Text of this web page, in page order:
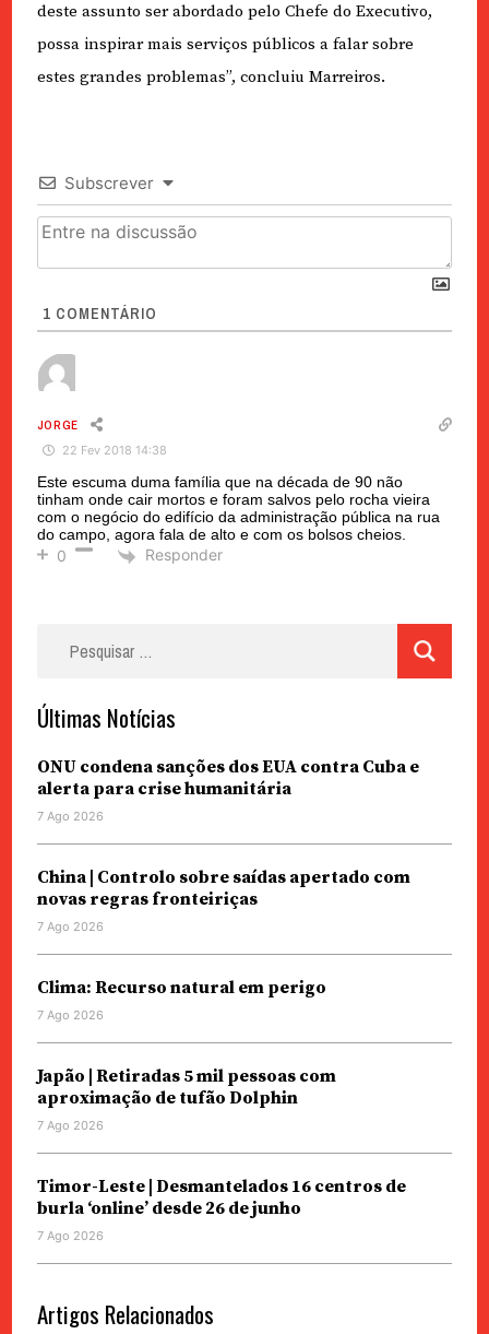
deste assunto ser abordado pelo Chefe do Executivo,
possa inspirar mais serviços públicos a falar sobre
estes grandes problemas”, concluiu Marreiros.
Subscrever
1 COMENTÁRIO
JORGE
22 Fev 2018 14:38
Este escuma duma família que na década de 90 não
tinham onde cair mortos e foram salvos pelo rocha vieira
com o negócio do edifício da administração pública na rua
do campo, agora fala de alto e com os bolsos cheios.
0 Responder
Últimas Notícias
ONU condena sanções dos EUA contra Cuba e
alerta para crise humanitária
7 Ago 2026
China | Controlo sobre saídas apertado com
novas regras fronteiriças
7 Ago 2026
Clima: Recurso natural em perigo
7 Ago 2026
Japão | Retiradas 5 mil pessoas com
aproximação de tufão Dolphin
7 Ago 2026
Timor-Leste | Desmantelados 16 centros de
burla ‘online’ desde 26 de junho
7 Ago 2026
Artigos Relacionados